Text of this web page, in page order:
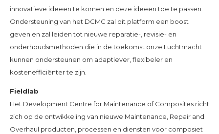
innovatieve ideeën te komen en deze ideeën toe te passen.
Ondersteuning van het DCMC zal dit platform een boost
geven en zal leiden tot nieuwe reparatie-, revisie- en
onderhoudsmethoden die in de toekomst onze Luchtmacht
kunnen ondersteunen om adaptiever, flexibeler en
kostenefficiënter te zijn.
Fieldlab
Het Development Centre for Maintenance of Composites richt
zich op de ontwikkeling van nieuwe Maintenance, Repair and
Overhaul producten, processen en diensten voor composiet